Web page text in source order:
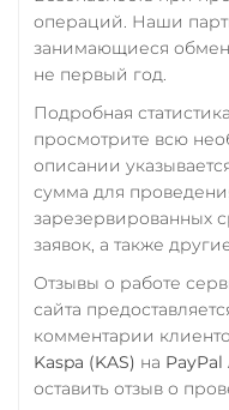
Tether Gold (XAUt)
Tezos (XTZ)
THETA
Tron (TRX)
TrueUSD (TUSD)
ERC20 TRC20
UMA
Uniswap (UNI)
операций. Наши
занимающиеся
не первый год.
Подробная
просмотрите всю
описании
сумма для
зарезервированных
заявок, а также
Отзывы о работе
сайта
комментарии
Kaspa (KAS) на PayPal
оставить отзыв о